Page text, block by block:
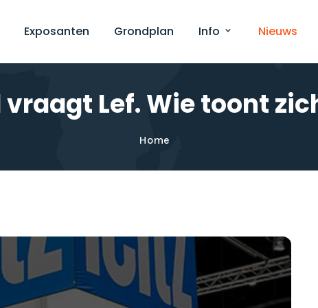
Exposanten Grondplan Info Nieuws
Lef. Wie toont
Home